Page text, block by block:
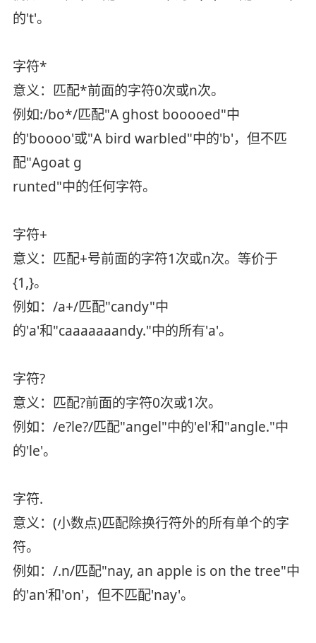
的't'。
字符*
意义：匹配*前面的字符0次或n次。
例如:/bo*/匹配"A ghost booooed"中
的'boooo'或"A bird warbled"中的'b'，但不匹
配"Agoat g
runted"中的任何字符。
字符+
意义：匹配+号前面的字符1次或n次。等价于
{1,}。
例如：/a+/匹配"candy"中
的'a'和"caaaaaaandy."中的所有'a'。
字符?
意义：匹配?前面的字符0次或1次。
例如：/e?le?/匹配"angel"中的'el'和"angle."中
的'le'。
字符.
意义：(小数点)匹配除换行符外的所有单个的字
符。
例如：/.n/匹配"nay, an apple is on the tree"中
的'an'和'on'，但不匹配'nay'。